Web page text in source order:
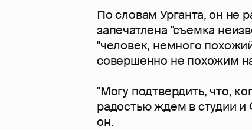
По словам Урганта, он не
запечатлена "съемка
"человек, немного
совершенно не похожим
"Могу подтвердить, что,
радостью ждем в студии
он.